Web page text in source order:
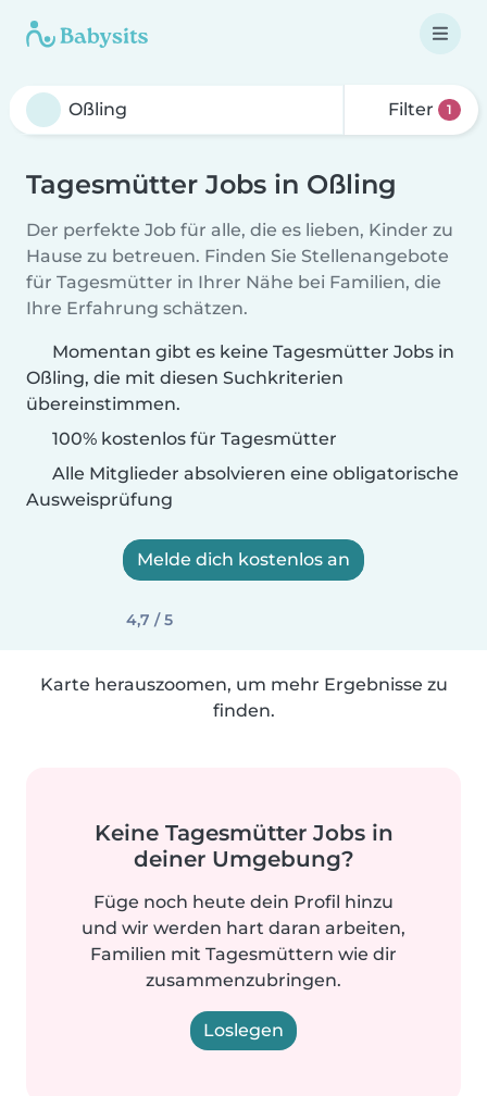
Filter 1
Tagesmütter Jobs in Oßling
Der perfekte Job für alle, die es lieben, Kinder zu
Hause zu betreuen. Finden Sie Stellenangebote
für Tagesmütter in Ihrer Nähe bei Familien, die
Ihre Erfahrung schätzen.
Momentan gibt es keine Tagesmütter Jobs in
Oßling, die mit diesen Suchkriterien
übereinstimmen.
100% kostenlos für Tagesmütter
Alle Mitglieder absolvieren eine obligatorische
Ausweisprüfung
Melde dich kostenlos an
4,7 / 5
Karte herauszoomen, um mehr Ergebnisse zu
finden.
Keine Tagesmütter Jobs in
deiner Umgebung?
Füge noch heute dein Profil hinzu
und wir werden hart daran arbeiten,
Familien mit Tagesmüttern wie dir
zusammenzubringen.
Loslegen